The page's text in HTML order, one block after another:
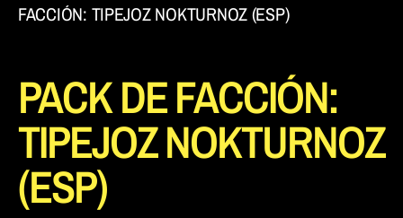
FACCIÓN: TIPEJOZ NOKTURNOZ (ESP)
PACK DE FACCIÓN:
TIPEJOZ NOKTURNOZ
(ESP)